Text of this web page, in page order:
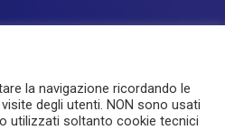
Experience
Servizi
la navigazione ricordando le
degli utenti. NON sono usati
utilizzati soltanto cookie tecnici